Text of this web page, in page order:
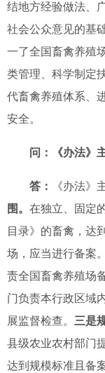
结地方经验做法
社会公众意见的基
一了全国畜禽养殖
类管理、科学制定
代畜禽养殖体系、
安全。
问：《办法》
答： 《办法》
围。 在独立、固定
目录》的畜禽，达
场，应当进行备案。
责全国畜禽养殖场
门负责本行政区域
展监督检查。 三是
县级农业农村部门
达到规模标准且备